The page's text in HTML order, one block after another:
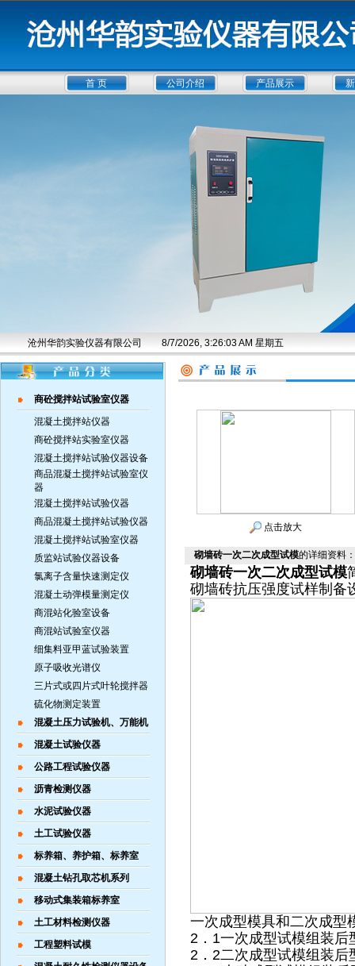
首 页 公司介绍 产品展示
沧州华韵实验仪器有限公司 8/7/2026, 3:26:03 AM 星期五
商砼搅拌站试验室仪器
混凝土搅拌站仪器
商砼搅拌站实验室仪器
混凝土搅拌站试验仪器设备
商品混凝土搅拌站试验室仪
器
混凝土搅拌站试验仪器
商品混凝土搅拌站试验仪器
混凝土搅拌站试验室仪器
质监站试验仪器设备
氯离子含量快速测定仪
混凝土动弹模量测定仪
商混站化验室设备
商混站试验室仪器
细集料亚甲蓝试验装置
原子吸收光谱仪
三片式或四片式叶轮搅拌器
硫化物测定装置
混凝土压力试验机、万能机
混凝土试验仪器
公路工程试验仪器
沥青检测仪器
水泥试验仪器
土工试验仪器
标养箱、养护箱、标养室
混凝土钻孔取芯机系列
移动式集装箱标养室
土工材料检测仪器
工程塑料试模
点击放大
砌墙砖一次二次成型试模的详细资料：
砌墙砖一次二次成型试模
砌墙砖抗压强度试样制备
一次成型模具和二次成型
2．1一次成型试模组装
2．2二次成型试模组装